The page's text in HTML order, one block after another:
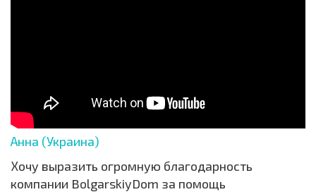
Анна (Украина)
Хочу выразить огромную благодарность
компании BolgarskiyDom за помощь